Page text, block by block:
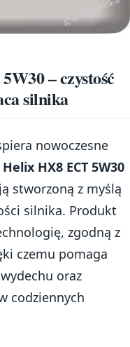
– czystość
silnika
nowoczesne
HX8 ECT 5W30
stworzoną z myślą
silnika. Produkt
zgodną z
czemu pomaga
oraz
codziennych